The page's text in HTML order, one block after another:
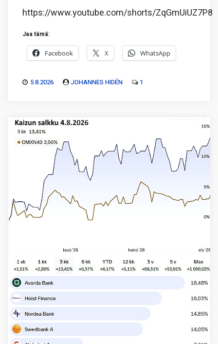
https://www.youtube.com/shorts/ZqGmUiUZ7P8
Jaa tämä:
Facebook X WhatsApp
5.8.2026 JOHANNES HIDÉN 1